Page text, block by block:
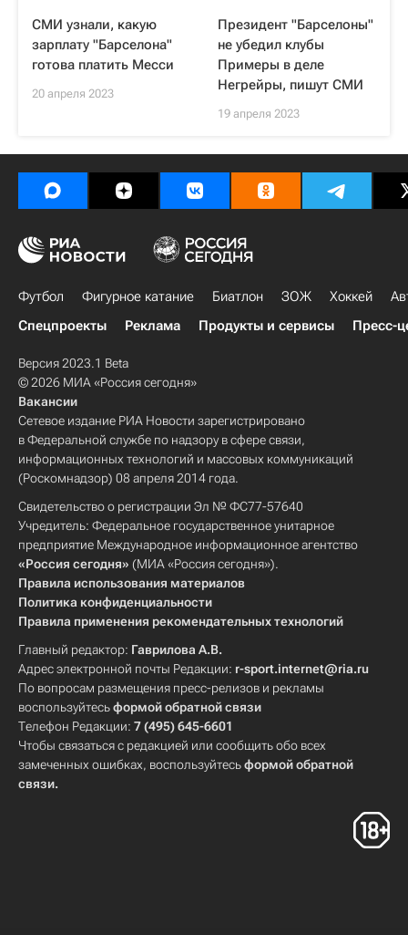
СМИ узнали, какую
зарплату "Барселона"
готова платить Месси
20 апреля 2023
Президент "Барселоны"
не убедил клубы
Примеры в деле
Негрейры, пишут СМИ
19 апреля 2023
Футбол Фигурное катание Биатлон ЗОЖ Хоккей
Спецпроекты
Реклама Продукты и сервисы Пресс-
Версия 2023.1 Beta
© 2026 МИА «Россия сегодня»
Вакансии
Сетевое издание РИА Новости зарегистрировано
в Федеральной службе по надзору в сфере связи,
информационных технологий и массовых коммуникаций
(Роскомнадзор) 08 апреля 2014 года.
Свидетельство о регистрации Эл № ФС77-57640
Учредитель: Федеральное государственное унитарное
предприятие Международное информационное агентство
«Россия сегодня» (МИА «Россия сегодня»).
Правила использования материалов
Политика конфиденциальности
Правила применения рекомендательных технологий
Главный редактор: Гаврилова А.В.
Адрес электронной почты Редакции: r-sport.internet@ria.ru
По вопросам размещения пресс-релизов и рекламы
воспользуйтесьформой обратной связи
Телефон Редакции: 7 (495) 645-6601
Чтобы связаться с редакцией или сообщить обо всех
замеченных ошибках, воспользуйтесьформой обратной
связи.